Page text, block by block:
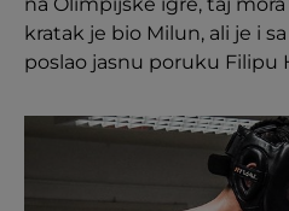
kratak je bio Milun, ali je i
poslao jasnu poruku Filipu